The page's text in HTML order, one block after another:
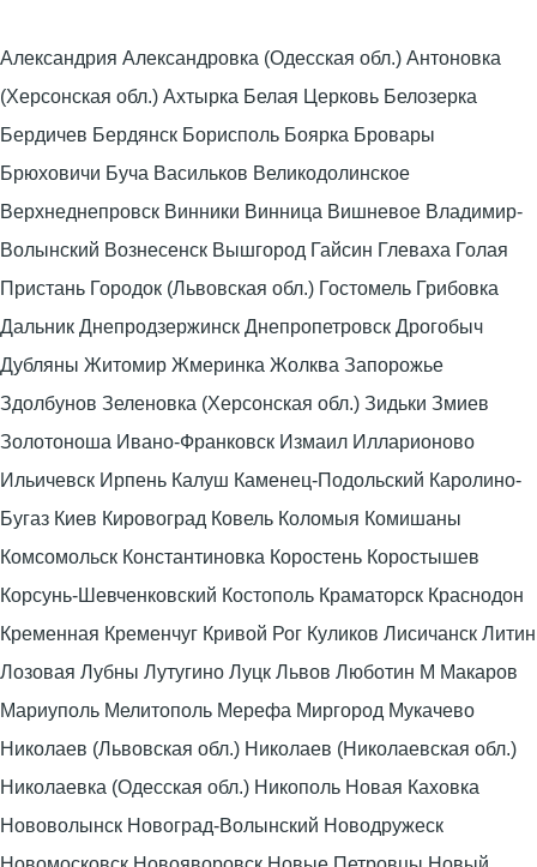
Александрия Александровка (Одесская обл.) Антоновка
(Херсонская обл.) Ахтырка Белая Церковь Белозерка
Бердичев Бердянск Борисполь Боярка Бровары
Брюховичи Буча Васильков Великодолинское
Верхнеднепровск Винники Винница Вишневое Владимир-
Волынский Вознесенск Вышгород Гайсин Глеваха Голая
Пристань Городок (Львовская обл.) Гостомель Грибовка
Дальник Днепродзержинск Днепропетровск Дрогобыч
Дубляны Житомир Жмеринка Жолква Запорожье
Здолбунов Зеленовка (Херсонская обл.) Зидьки Змиев
Золотоноша Ивано-Франковск Измаил Илларионово
Ильичевск Ирпень Калуш Каменец-Подольский Каролино-
Бугаз Киев Кировоград Ковель Коломыя Комишаны
Комсомольск Константиновка Коростень Коростышев
Корсунь-Шевченковский Костополь Краматорск Краснодон
Кременная Кременчуг Кривой Рог Куликов Лисичанск Литин
Лозовая Лубны Лутугино Луцк Львов Люботин М Макаров
Мариуполь Мелитополь Мерефа Миргород Мукачево
Николаев (Львовская обл.) Николаев (Николаевская обл.)
Николаевка (Одесская обл.) Никополь Новая Каховка
Нововолынск Новоград-Волынский Новодружеск